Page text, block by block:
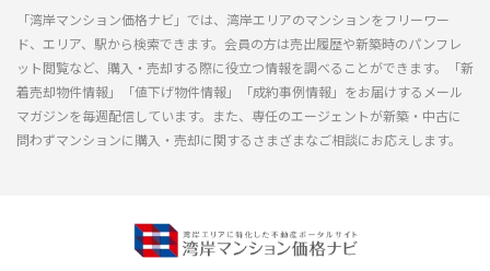
「湾岸マンション価格ナビ」では、湾岸エリアのマンションをフリーワー
ド、エリア、駅から検索できます。会員の方は売出履歴や新築時のパンフレ
ット閲覧など、購入・売却する際に役立つ情報を調べることができます。「新
着売却物件情報」「値下げ物件情報」「成約事例情報」をお届けするメール
マガジンを毎週配信しています。また、専任のエージェントが新築・中古に
問わずマンションに購入・売却に関するさまざまなご相談にお応えします。